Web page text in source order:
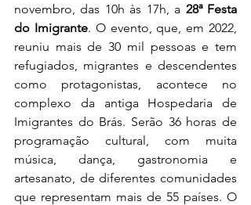
novembro, das 10h às 17h, a 28ª Festa
do Imigrante. O evento, que, em 2022,
reuniu mais de 30 mil pessoas e tem
refugiados, migrantes e descendentes
como protagonistas,
acontece no
complexo da antiga Hospedaria de
Imigrantes do Brás. Serão 36 horas de
programação cultural, com muita
música, dança, gastronomia e
artesanato, de diferentes comunidades
que representam mais de 55 países. O